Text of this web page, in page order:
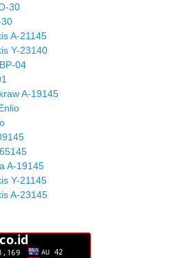
30
A-21145
Y-23140
04
A-19145
A-19145
Y-21145
A-23145